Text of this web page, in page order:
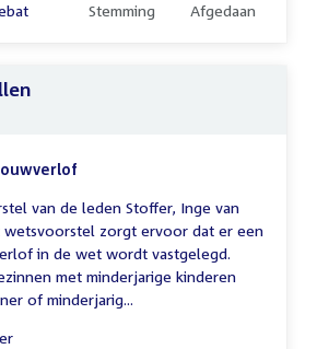
Onvoltooid:
Stemming Onvoltooid:
Afgedaan
van de leden Stoffer, Inge van
wetsvoorstel zorgt ervoor dat er een
in de wet wordt vastgelegd.
met minderjarige kinderen
of minderjarig...